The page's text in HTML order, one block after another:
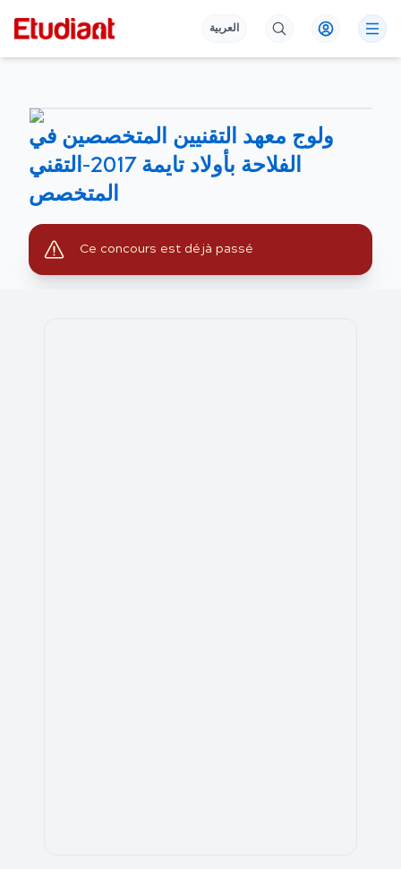
العربية
ولوج معهد التقنيين المتخصصين في
الفلاحة بأولاد تايمة 2017-التقني
المتخصص
Ce concours est déjà passé